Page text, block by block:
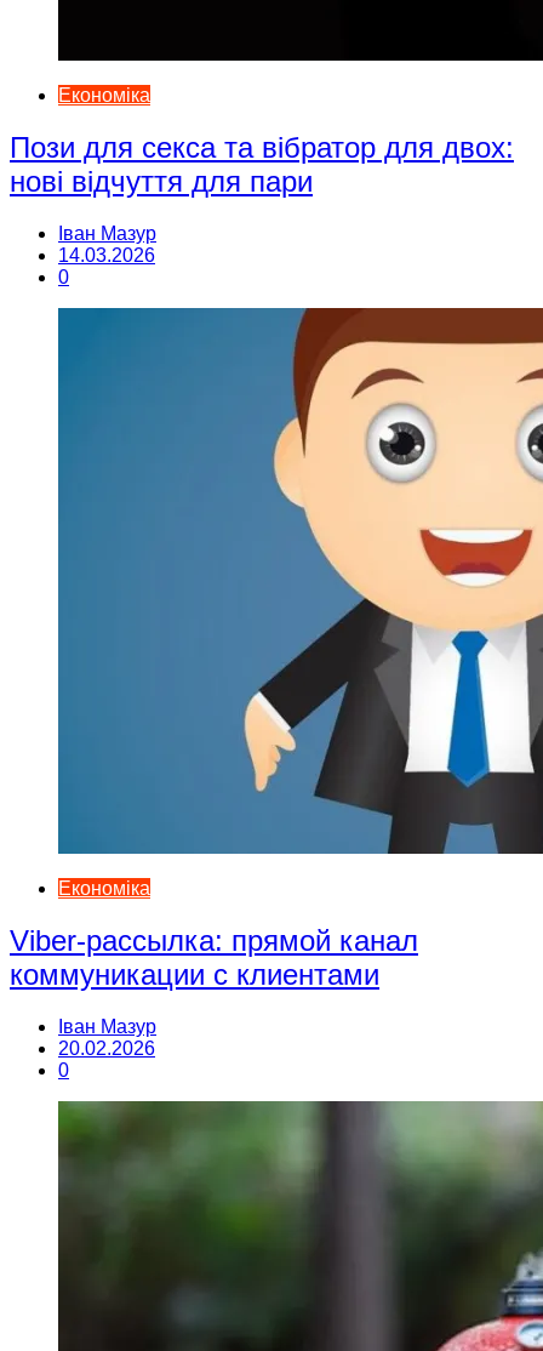
Економіка
Пози для секса та вібратор для двох:
нові відчуття для пари
Іван Мазур
14.03.2026
0
Економіка
Viber-рассылка: прямой канал
коммуникации с клиентами
Іван Мазур
20.02.2026
0